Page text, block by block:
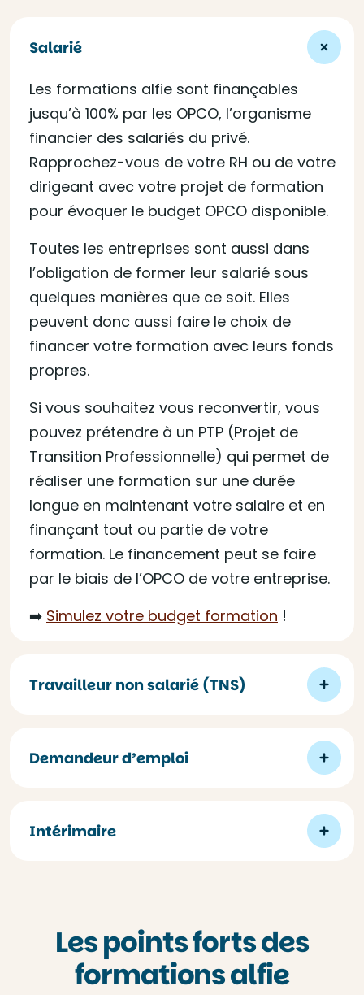
Salarié
Les formations alfie sont finançables
jusqu’à 100% par les OPCO, l’organisme
financier des salariés du privé.
Rapprochez-vous de votre RH ou de votre
dirigeant avec votre projet de formation
pour évoquer le budget OPCO disponible.
Toutes les entreprises sont aussi dans
l’obligation de former leur salarié sous
quelques manières que ce soit. Elles
peuvent donc aussi faire le choix de
financer votre formation avec leurs fonds
propres.
Si vous souhaitez vous reconvertir, vous
pouvez prétendre à un PTP (Projet de
Transition Professionnelle) qui permet de
réaliser une formation sur une durée
longue en maintenant votre salaire et en
finançant tout ou partie de votre
formation. Le financement peut se faire
par le biais de l’OPCO de votre entreprise.
➡️ Simulez votre budget formation !
Travailleur non salarié (TNS)
Demandeur d’emploi
Intérimaire
Les points forts des
formations alfie